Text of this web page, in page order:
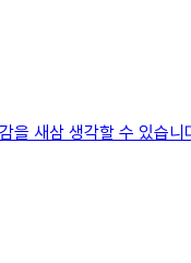
을 새삼 생각할 수 있습